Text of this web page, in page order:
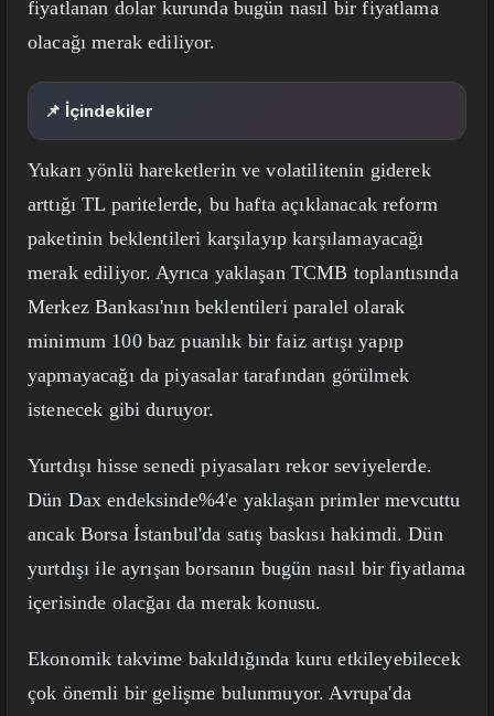
fiyatlanan dolar kurunda bugün nasıl bir fiyatlama
olacağı merak ediliyor.
📌 İçindekiler
Yukarı yönlü hareketlerin ve volatilitenin giderek
arttığı TL paritelerde, bu hafta açıklanacak reform
paketinin beklentileri karşılayıp karşılamayacağı
merak ediliyor. Ayrıca yaklaşan TCMB toplantısında
Merkez Bankası'nın beklentileri paralel olarak
minimum 100 baz puanlık bir faiz artışı yapıp
yapmayacağı da piyasalar tarafından görülmek
istenecek gibi duruyor.
Yurtdışı hisse senedi piyasaları rekor seviyelerde.
Dün Dax endeksinde%4'e yaklaşan primler mevcuttu
ancak Borsa İstanbul'da satış baskısı hakimdi. Dün
yurtdışı ile ayrışan borsanın bugün nasıl bir fiyatlama
içerisinde olacğaı da merak konusu.
Ekonomik takvime bakıldığında kuru etkileyebilecek
çok önemli bir gelişme bulunmuyor. Avrupa'da